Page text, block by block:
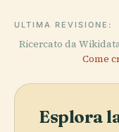
ULTIMA REVISIONE:
Ricercato da
Come
Esplora